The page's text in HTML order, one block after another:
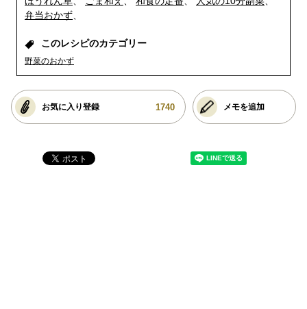
弁当おかず
このレシピのカテゴリー
野菜のおかず
お気に入り登録 1740 メモを追加